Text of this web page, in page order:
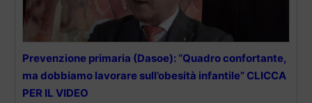
Prevenzione primaria (Dasoe): “Quadro confortante,
ma dobbiamo lavorare sull’obesità infantile” CLICCA
PER IL VIDEO